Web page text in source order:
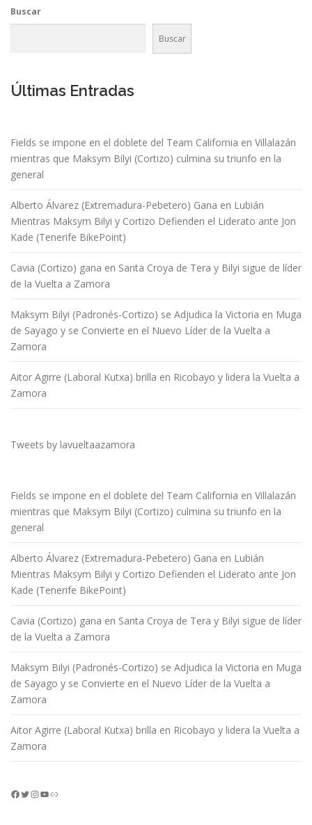
Buscar
Buscar
Últimas Entradas
Fields se impone en el doblete del Team California en Villalazán
mientras que Maksym Bilyi (Cortizo) culmina su triunfo en la
general
Alberto Álvarez (Extremadura-Pebetero) Gana en Lubián
Mientras Maksym Bilyi y Cortizo Defienden el Liderato ante Jon
Kade (Tenerife BikePoint)
Cavia (Cortizo) gana en Santa Croya de Tera y Bilyi sigue de líder
de la Vuelta a Zamora
Maksym Bilyi (Padronés-Cortizo) se Adjudica la Victoria en Muga
de Sayago y se Convierte en el Nuevo Líder de la Vuelta a
Zamora
Aitor Agirre (Laboral Kutxa) brilla en Ricobayo y lidera la Vuelta a
Zamora
Tweets by lavueltaazamora
Fields se impone en el doblete del Team California en Villalazán
mientras que Maksym Bilyi (Cortizo) culmina su triunfo en la
general
Alberto Álvarez (Extremadura-Pebetero) Gana en Lubián
Mientras Maksym Bilyi y Cortizo Defienden el Liderato ante Jon
Kade (Tenerife BikePoint)
Cavia (Cortizo) gana en Santa Croya de Tera y Bilyi sigue de líder
de la Vuelta a Zamora
Maksym Bilyi (Padronés-Cortizo) se Adjudica la Victoria en Muga
de Sayago y se Convierte en el Nuevo Líder de la Vuelta a
Zamora
Aitor Agirre (Laboral Kutxa) brilla en Ricobayo y lidera la Vuelta a
Zamora
Facebook Twitter InstagramYouTube Enlace